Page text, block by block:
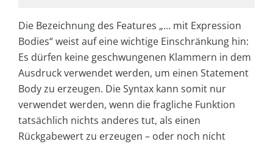
Die Bezeichnung des Features „... mit Expression
Bodies“ weist auf eine wichtige Einschränkung hin:
Es dürfen keine geschwungenen Klammern in dem
Ausdruck verwendet werden, um einen Statement
Body zu erzeugen. Die Syntax kann somit nur
verwendet werden, wenn die fragliche Funktion
tatsächlich nichts anderes tut, als einen
Rückgabewert zu erzeugen – oder noch nicht